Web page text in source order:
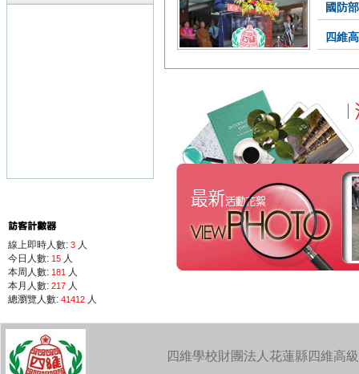
線上即時人數: 3 人
今日人數: 15 人
本周人數: 181 人
本月人數: 217 人
總瀏覽人數: 41412 人
國防
四維
四維學校財團法人花蓮縣四維高